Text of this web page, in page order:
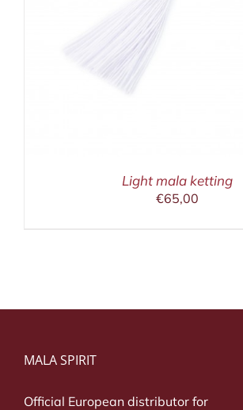
Light mala ketting
€65,00
MALA SPIRIT
Official European distributor for